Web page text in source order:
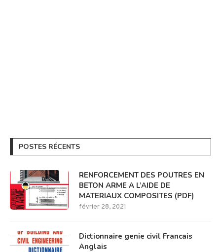
POSTES RÉCENTS
RENFORCEMENT DES POUTRES EN
BETON ARME A L’AIDE DE
MATERIAUX COMPOSITES (PDF)
février 28, 2021
Dictionnaire genie civil Francais
Anglais